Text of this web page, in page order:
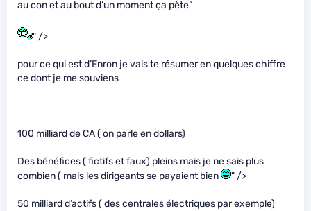
au con et au bout d’un moment ça pète”
" />
pour ce qui est d’Enron je vais te résumer en quelques chiffre
ce dont je me souviens
100 milliard de CA ( on parle en dollars)
Des bénéfices ( fictifs et faux) pleins mais je ne sais plus
combien ( mais les dirigeants se payaient bien
" />
50 milliard d’actifs ( des centrales électriques par exemple)